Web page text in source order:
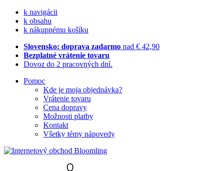
k navigácii
k obsahu
k nákupnému košíku
Slovensko: doprava zadarmo nad € 42,90
Bezplatné vrátenie tovaru
Dovoz do 2 pracovných dní.
Pomoc
Kde je moja objednávka?
Vrátenie tovaru
Cena dopravy
Možnosti platby
Kontakt
Všetky témy nápovedy